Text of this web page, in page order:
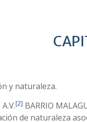
y naturaleza.
[2] BARRIO
de naturaleza